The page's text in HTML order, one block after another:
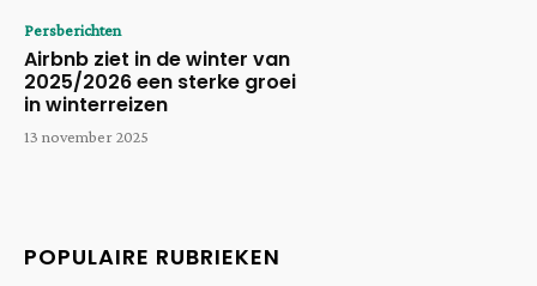
Persberichten
Airbnb ziet in de winter van
2025/2026 een sterke groei
in winterreizen
13 november 2025
POPULAIRE RUBRIEKEN